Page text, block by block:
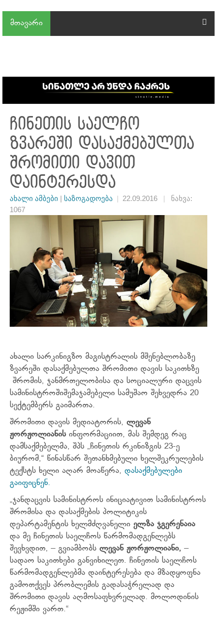
მთავარი
ჩინეთის საელჩო
ზვარეში დასაქმებულთა
შრომითი დავით
დაინტერესდა
ახალი ამბები საზოგადოება 22.09.2016
ნახვა:
1067
ახალი სარკინიგზო მაგისტრალის მშენებლობაზე
ზვარეში დასაქმებულთა შრომითი დავის საკითხზე
შრომის, ჯანმრთელობისა და სოციალური დაცვის
სამინისტროშიშემაჯამებელი სამუშაო შეხვედრა 20
სექტემბერს გაიმართა.
შრომითი დავის მედიატორის, ლევან
ჟორჟოლიანისინფორმაციით, მას შემდეგ რაც
დამსაქმებელმა, შპს „ჩინეთის რკინიზგის 23-ე
ბიურომ,“ წინასწარ შეთანხმებული ხელშეკრულების
ტექსტს ხელი აღარ მოაწერა, დასაქმებულები
გაიფიცნენ.
„ჯანდაცვის სამინისტროს ინიციატივით სამინისტროს
შრომისა და დასაქმების პოლიტიკის
დეპარტამენტის ხელმძღვანელი ელზა ჯგერენაია
და მე ჩინეთის საელჩოს წარმომადგენლებს
შევხვდით, – გვიამბობს ლევან ჟორჟოლიანი, –
სადაო საკითხები განვიხილეთ. ჩინეთის საელჩოს
წარმომადგენლებმა დაინტერესება და მზადყოფნა
გამოთქვეს პრობლემის გადასაჭრელად და
შრომითი დავის აღმოსაფხვრელად. მოლოდინის
რეჟიმში ვართ.“